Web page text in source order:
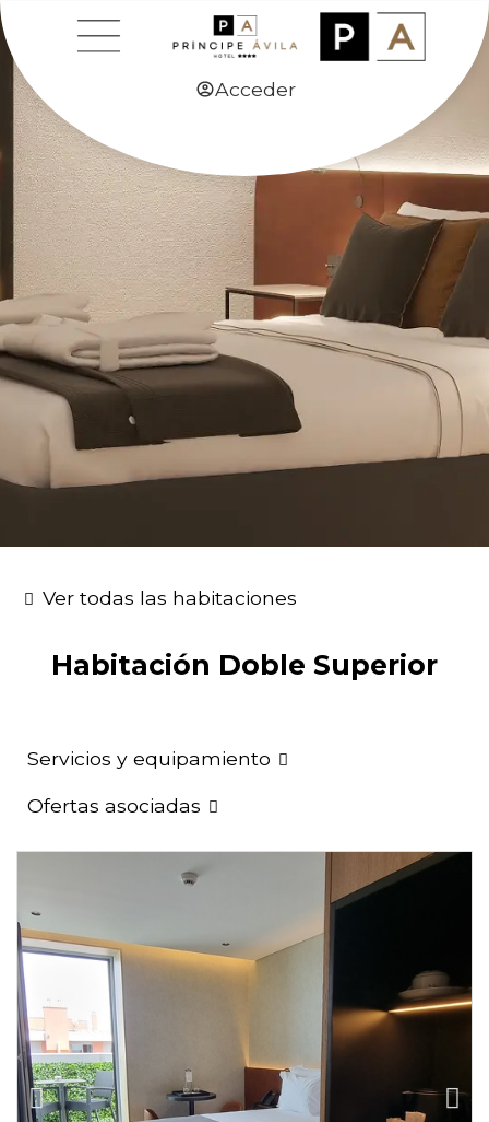
Acceder
Ver todas las habitaciones
Habitación Doble Superior
Servicios y equipamiento
Ofertas asociadas